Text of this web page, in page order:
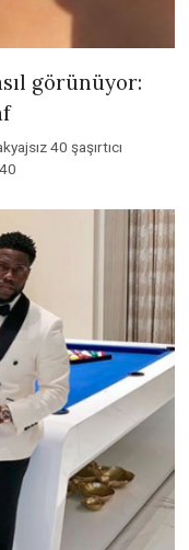
görünüyor:
40 şaşırtıcı